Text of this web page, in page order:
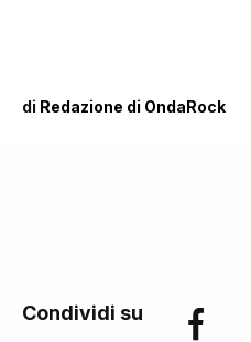
di Redazione di OndaRock
Condividi su